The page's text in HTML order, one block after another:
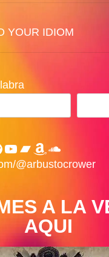
YOUR IDIOM
YouTube
Bandcamp
Amazon
@arbustocrower
A LA
AQUI